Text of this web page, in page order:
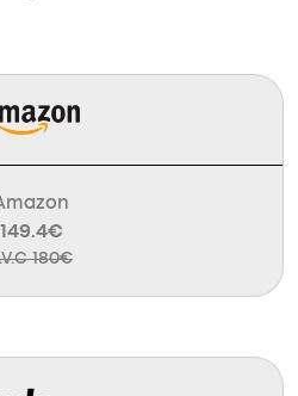
149.4€
180€